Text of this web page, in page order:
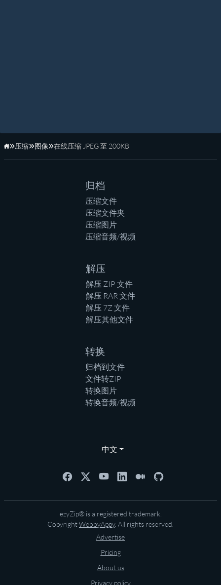
主页
压缩 图像 在线压缩 JPEG 至 200KB
归档
压缩文件
压缩文件夹
压缩图片
压缩音频/视频
解压
解压 ZIP 文件
解压 RAR 文件
解压 7Z 文件
解压其他文件
转换
归档到文件
文件转ZIP
转换图片
转换音频/视频
中文
ezyZip® is a registered trademark.
CopyrightWebbyAppy. All rights reserved.
Advertise
Pricing
About us
Privacy policy